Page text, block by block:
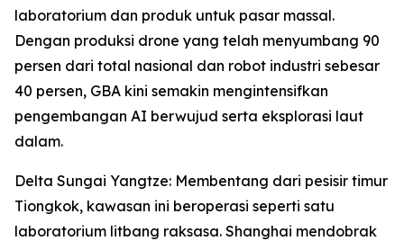
laboratorium dan produk untuk pasar massal.
Dengan produksi drone yang telah menyumbang 90
persen dari total nasional dan robot industri sebesar
40 persen, GBA kini semakin mengintensifkan
pengembangan AI berwujud serta eksplorasi laut
dalam.
Delta Sungai Yangtze: Membentang dari pesisir timur
Tiongkok, kawasan ini beroperasi seperti satu
laboratorium litbang raksasa. Shanghai mendobrak